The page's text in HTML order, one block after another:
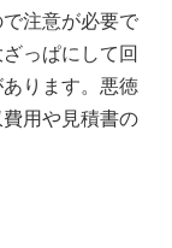
注意が必要で
っぱにして回
ります。悪徳
用や見積書の